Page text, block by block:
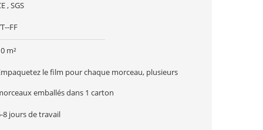
, SGS
FF
m²
le film pour chaque morceau, plusieurs
emballés dans 1 carton
8 jours de travail